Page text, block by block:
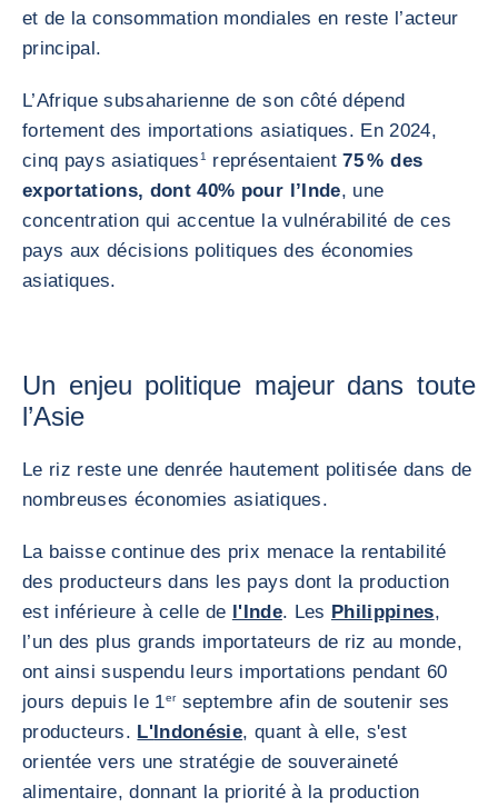
et de la consommation mondiales en reste l’acteur
principal.
L’Afrique subsaharienne de son côté dépend
fortement des importations asiatiques. En 2024,
cinq pays asiatiques 1 représentaient75 % des
exportations, dont 40% pour l’Inde, une
concentration qui accentue la vulnérabilité de ces
pays aux décisions politiques des économies
asiatiques.
Un enjeu politique majeur dans toute
l’Asie
Le riz reste une denrée hautement politisée dans de
nombreuses économies asiatiques.
La baisse continue des prix menace la rentabilité
des producteurs dans les pays dont la production
est inférieure à celle de l'Inde. Les Philippines,
l’un des plus grands importateurs de riz au monde,
ont ainsi suspendu leurs importations pendant 60
jours depuis le 1erseptembre afin de soutenir ses
producteurs. L'Indonésie, quant à elle, s'est
orientée vers une stratégie de souveraineté
alimentaire, donnant la priorité à la production